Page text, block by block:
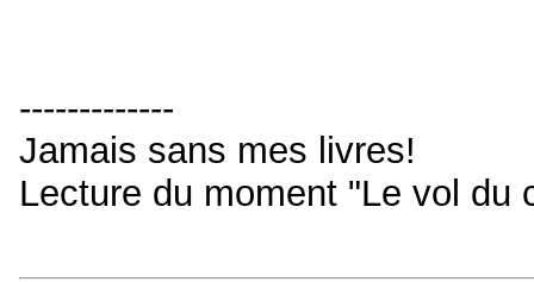
-------------
Jamais sans mes livres!
Lecture du moment "Le vol du